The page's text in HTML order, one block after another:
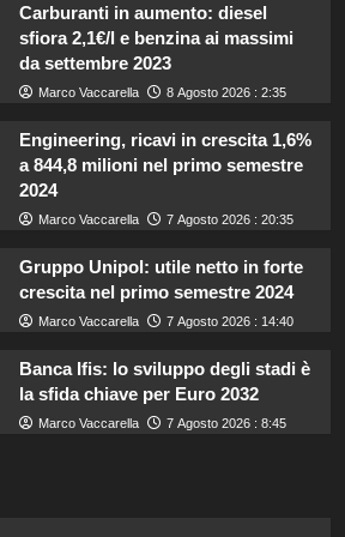
Carburanti in aumento: diesel
sfiora 2,1€/l e benzina ai massimi
da settembre 2023
Marco Vaccarella 8 Agosto 2026 : 2:35
Engineering, ricavi in crescita 1,6%
a 844,8 milioni nel primo semestre
2024
Marco Vaccarella 7 Agosto 2026 : 20:35
Gruppo Unipol: utile netto in forte
crescita nel primo semestre 2024
Marco Vaccarella 7 Agosto 2026 : 14:40
Banca Ifis: lo sviluppo degli stadi è
la sfida chiave per Euro 2032
Marco Vaccarella 7 Agosto 2026 : 8:45